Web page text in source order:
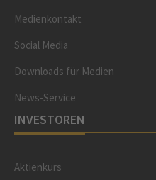
Medienkontakt
Social Media
Downloads für Medien
News-Service
INVESTOREN
Aktienkurs